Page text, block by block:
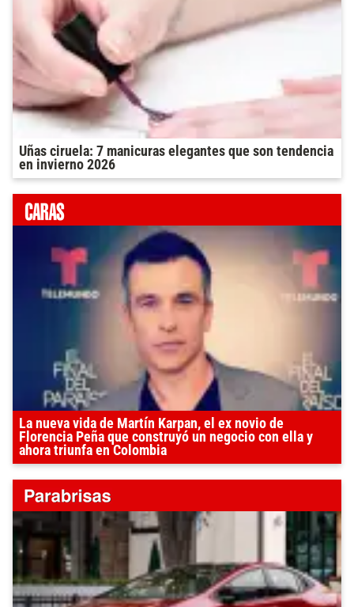
Uñas ciruela: 7 manicuras elegantes que son tendencia
en invierno 2026
La nueva vida de Martín Karpan, el ex novio de
Florencia Peña que construyó un negocio con ella y
ahora triunfa en Colombia